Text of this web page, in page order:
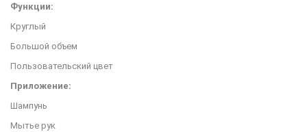
Функции:
Круглый
Большой объем
Пользовательский цвет
Приложение:
Шампунь
Мытье рук